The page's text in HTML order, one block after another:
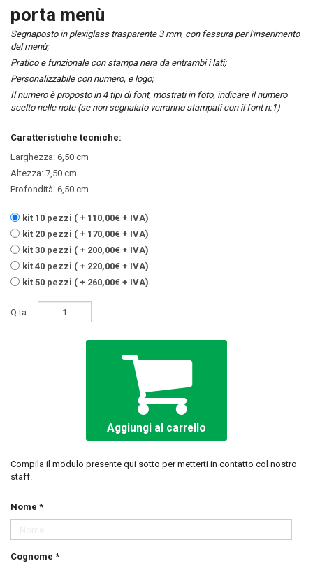
porta menù
Segnaposto in plexiglass trasparente 3 mm, con fessura per l'inserimento
del menù;
Pratico e funzionale con stampa nera da entrambi i lati;
Personalizzabile con numero, e logo;
Il numero è proposto in 4 tipi di font, mostrati in foto, indicare il numero
scelto nelle note (se non segnalato verranno stampati con il font n:1)
Caratteristiche tecniche:
Larghezza: 6,50 cm
Altezza: 7,50 cm
Profondità: 6,50 cm
kit 10 pezzi ( + 110,00€ + IVA)
kit 20 pezzi ( + 170,00€ + IVA)
kit 30 pezzi ( + 200,00€ + IVA)
kit 40 pezzi ( + 220,00€ + IVA)
kit 50 pezzi ( + 260,00€ + IVA)
Q.ta:
Aggiungi al carrello
Compila il modulo presente qui sotto per metterti in contatto col nostro
staff.
Nome *
Cognome *